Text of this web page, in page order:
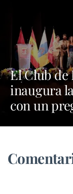
El Club de
inaugura
con un